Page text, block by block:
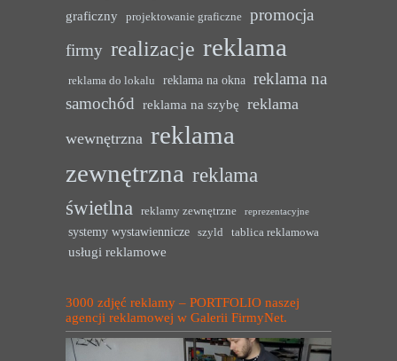
graficzny
projektowanie graficzne
promocja
firmy realizacje reklama
reklama do lokalu reklama na okna reklama na
samochód reklama na szybę reklama
wewnętrzna reklama
zewnętrzna reklama
świetlna
reklamy zewnętrzne reprezentacyjne
systemy wystawiennicze szyld tablica reklamowa
usługi reklamowe
3000 zdjęć reklamy – PORTFOLIO naszej
agencji reklamowej w Galerii FirmyNet.